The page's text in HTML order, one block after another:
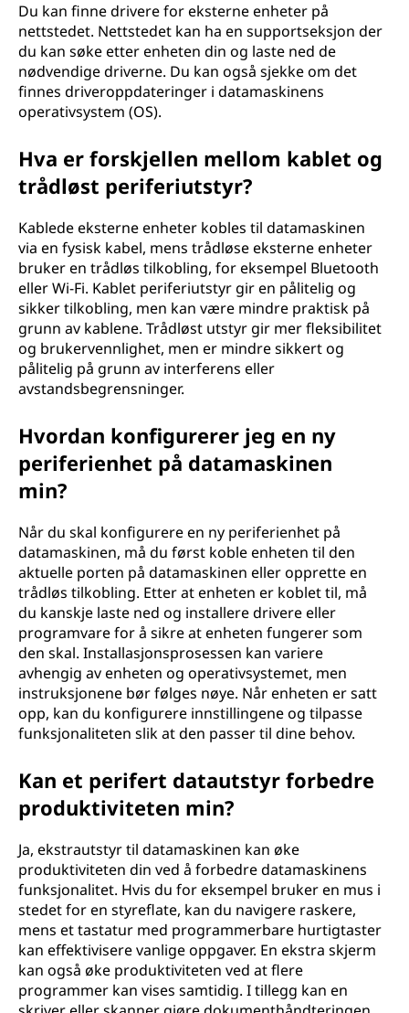
Du kan finne drivere for eksterne enheter på
nettstedet. Nettstedet kan ha en supportseksjon der
du kan søke etter enheten din og laste ned de
nødvendige driverne. Du kan også sjekke om det
finnes driveroppdateringer i datamaskinens
operativsystem (OS).
Hva er forskjellen mellom kablet og
trådløst periferiutstyr?
Kablede eksterne enheter kobles til datamaskinen
via en fysisk kabel, mens trådløse eksterne enheter
bruker en trådløs tilkobling, for eksempel Bluetooth
eller Wi-Fi. Kablet periferiutstyr gir en pålitelig og
sikker tilkobling, men kan være mindre praktisk på
grunn av kablene. Trådløst utstyr gir mer fleksibilitet
og brukervennlighet, men er mindre sikkert og
pålitelig på grunn av interferens eller
avstandsbegrensninger.
Hvordan konfigurerer jeg en ny
periferienhet på datamaskinen
min?
Når du skal konfigurere en ny periferienhet på
datamaskinen, må du først koble enheten til den
aktuelle porten på datamaskinen eller opprette en
trådløs tilkobling. Etter at enheten er koblet til, må
du kanskje laste ned og installere drivere eller
programvare for å sikre at enheten fungerer som
den skal. Installasjonsprosessen kan variere
avhengig av enheten og operativsystemet, men
instruksjonene bør følges nøye. Når enheten er satt
opp, kan du konfigurere innstillingene og tilpasse
funksjonaliteten slik at den passer til dine behov.
Kan et perifert datautstyr forbedre
produktiviteten min?
Ja, ekstrautstyr til datamaskinen kan øke
produktiviteten din ved å forbedre datamaskinens
funksjonalitet. Hvis du for eksempel bruker en mus i
stedet for en styreflate, kan du navigere raskere,
mens et tastatur med programmerbare hurtigtaster
kan effektivisere vanlige oppgaver. En ekstra skjerm
kan også øke produktiviteten ved at flere
programmer kan vises samtidig. I tillegg kan en